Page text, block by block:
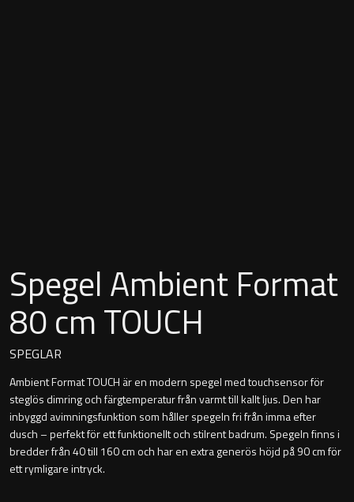
Underlimmat handfat
Handfat med piedestal
Blandare
Tvättställsblandare
Bottenventiler
Stockholm
Spegel Ambient Format
80 cm TOUCH
SPEGLAR
Ambient Format TOUCH är en modern spegel med touchsensor för
steglös dimring och färgtemperatur från varmt till kallt ljus. Den har
inbyggd avimningsfunktion som håller spegeln fri från imma efter
dusch – perfekt för ett funktionellt och stilrent badrum. Spegeln finns i
bredder från 40 till 160 cm och har en extra generös höjd på 90 cm för
ett rymligare intryck.